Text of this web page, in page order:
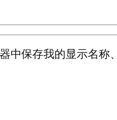
中保存我的显示名称